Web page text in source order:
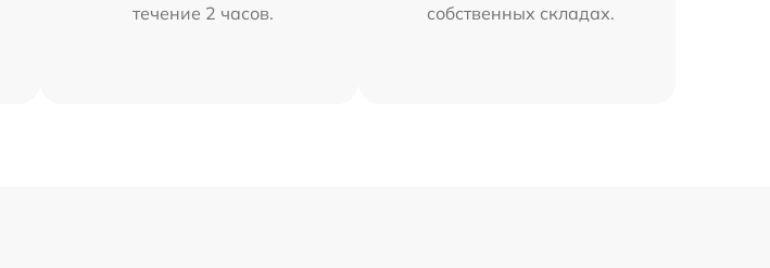
течение 2 часов.
собственных складах.